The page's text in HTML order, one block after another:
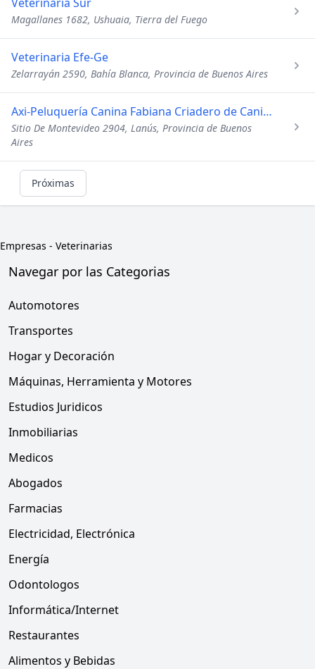
Magallanes 1682, Ushuaia, Tierra del Fuego
Veterinaria Efe-Ge
Zelarrayán 2590, Bahía Blanca, Provincia de Buenos Aires
Axi-Peluquería Canina Fabiana Criadero de Caniche
Sitio De Montevideo 2904, Lanús, Provincia de Buenos
Aires
Próximas
Empresas - Veterinarias
Navegar por las Categorias
Automotores
Transportes
Hogar y Decoración
Máquinas, Herramienta y Motores
Estudios Juridicos
Inmobiliarias
Medicos
Abogados
Farmacias
Electricidad, Electrónica
Energía
Odontologos
Informática/Internet
Restaurantes
Alimentos y Bebidas